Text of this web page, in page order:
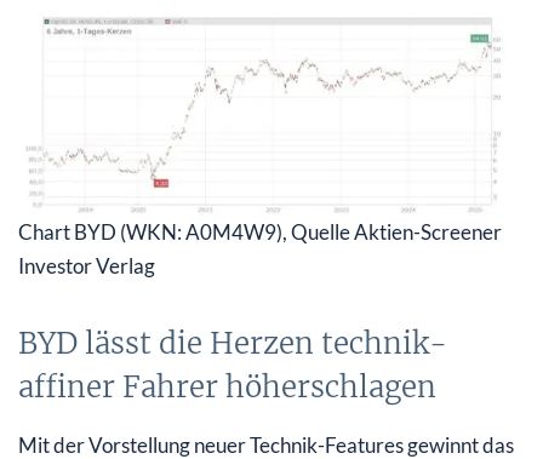
Chart BYD (WKN: A0M4W9), Quelle Aktien-Screener
Investor Verlag
BYD lässt die Herzen technik-
affiner Fahrer höherschlagen
Mit der Vorstellung neuer Technik-Features gewinnt das